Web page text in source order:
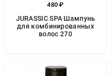
480 ₽
JURASSIC SPA Шампунь
для комбинированных
волос 270